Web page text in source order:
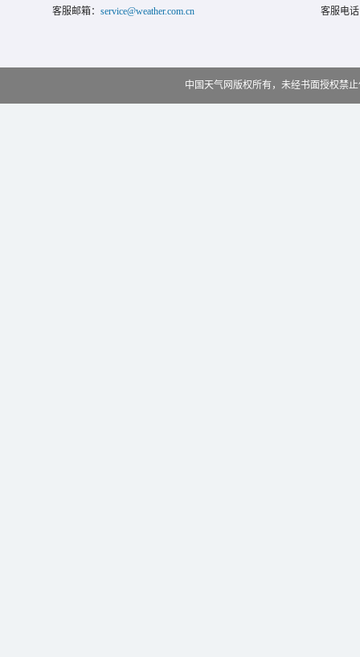
客服邮箱： service@weather.com.cn 客服电
中国天气网版权所有，未经书面授权